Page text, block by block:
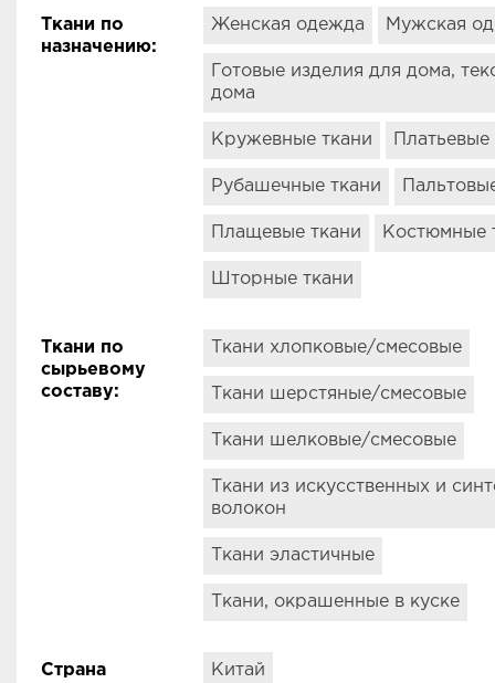
Ткани по
назначению:
Женская одежда Мужская
Готовые изделия для дома,
дома
Кружевные ткани
Рубашечные ткани
Плащевые ткани Костюмные
Шторные ткани
Ткани по
сырьевому
составу:
Ткани хлопковые/смесовые
Ткани шерстяные/смесовые
Ткани шелковые/смесовые
Ткани из искусственных и
волокон
Ткани эластичные
Ткани, окрашенные в куске
Страна
Китай